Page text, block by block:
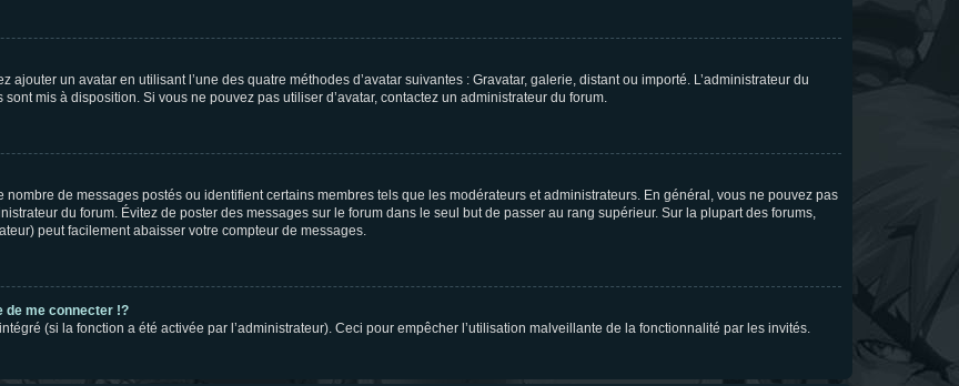
ajouter un avatar en utilisant l’une des quatre méthodes d’avatar suivantes : Gravatar, galerie, distant ou importé. L’administrateur du
mis à disposition. Si vous ne pouvez pas utiliser d’avatar, contactez un administrateur du forum.
de messages postés ou identifient certains membres tels que les modérateurs et administrateurs. En général, vous ne pouvez pas
du forum. Évitez de poster des messages sur le forum dans le seul but de passer au rang supérieur. Sur la plupart des forums,
peut facilement abaisser votre compteur de messages.
de me connecter !?
(si la fonction a été activée par l’administrateur). Ceci pour empêcher l’utilisation malveillante de la fonctionnalité par les invités.